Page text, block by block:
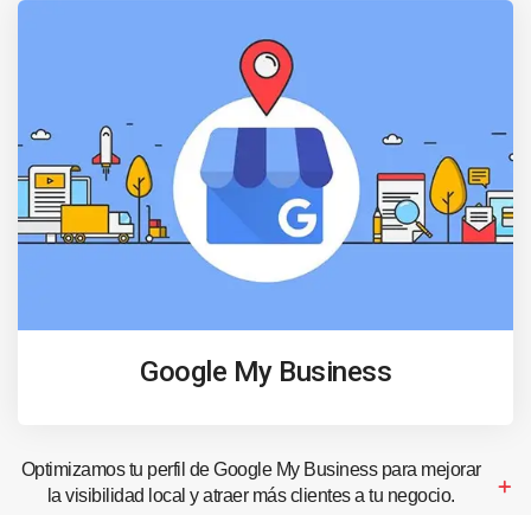
Google My Business
Optimizamos tu perfil de Google My Business para mejorar
la visibilidad local y atraer más clientes a tu negocio.